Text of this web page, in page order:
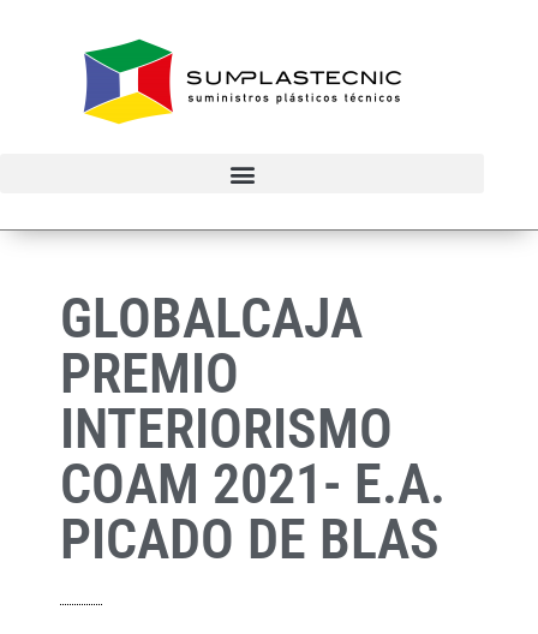
GLOBALCAJA
PREMIO
INTERIORISMO
COAM 2021- E.A.
PICADO DE BLAS